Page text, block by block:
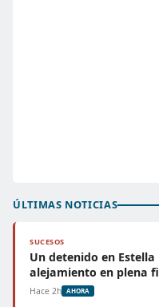
ÚLTIMAS NOTICIAS
SUCESOS
Un detenido en
alejamiento en plena
Hace 2h AHORA